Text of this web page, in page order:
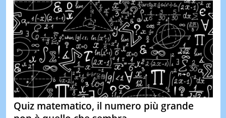
Quiz matematico, il numero più grande